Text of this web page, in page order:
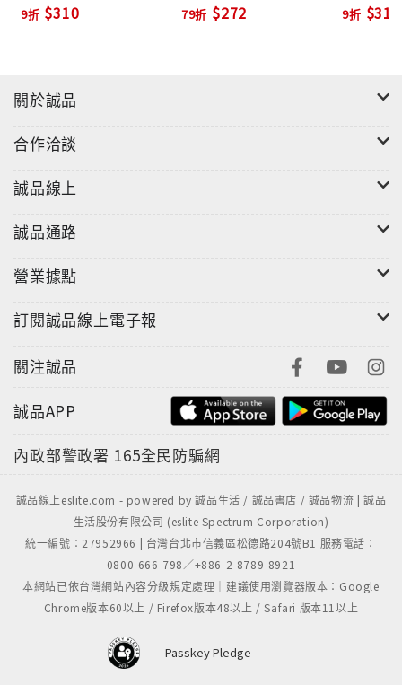
9折 $310 79折 $272 9折 $310
關於誠品
合作洽談
誠品線上
誠品通路
營業據點
訂閱誠品線上電子報
關注誠品
誠品APP
內政部警政署 165全民防騙網
誠品線上eslite.com - powered by 誠品生活 / 誠品書店 / 誠品物流 | 誠品
生活股份有限公司 (eslite Spectrum Corporation)
統一編號：27952966 | 台灣台北市信義區松德路204號B1 服務電話：
0800-666-798／+886-2-8789-8921
本網站已依台灣網站內容分級規定處理｜建議使用瀏覽器版本：Google
Chrome版本60以上 / Firefox版本48以上 / Safari 版本11以上
Passkey Pledge